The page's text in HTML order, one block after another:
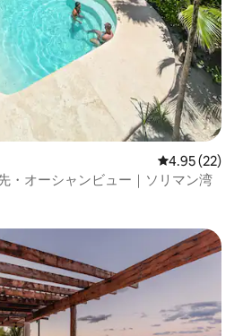
レビュー22
4.95 (22)
・オーシャンビュー｜ソリマン湾